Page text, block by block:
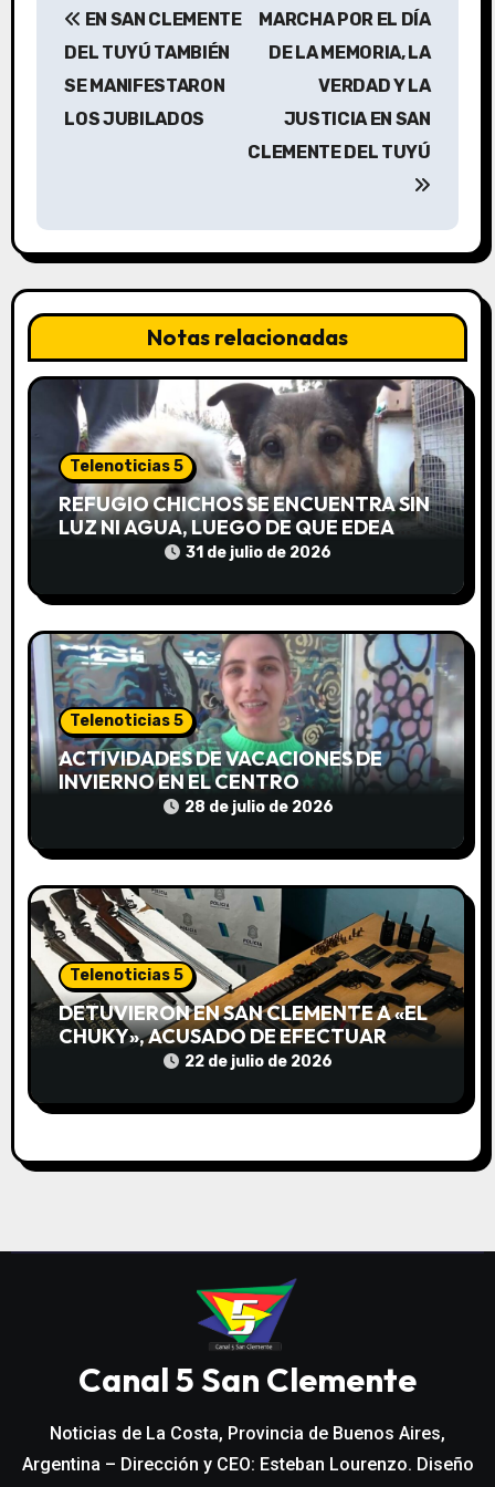
a
c
i
ó
d
e
n
t
r
a
d
s
EN SAN CLEMENTE
DEL TUYÚ TAMBIÉN
SE MANIFESTARON
LOS JUBILADOS
MARCHA POR EL DÍA
DE LA MEMORIA, LA
VERDAD Y LA
JUSTICIA EN SAN
CLEMENTE DEL TUYÚ
Notas relacionadas
Telenoticias 5
REFUGIO CHICHOS SE ENCUENTRA SIN
LUZ NI AGUA, LUEGO DE QUE EDEA
CORTARA EL SUMINISTRO SIN AVISO
31 de julio de 2026
Telenoticias 5
ACTIVIDADES DE VACACIONES DE
INVIERNO EN EL CENTRO
COMUNITARIO EL TALA
28 de julio de 2026
Telenoticias 5
DETUVIERON EN SAN CLEMENTE A «EL
CHUKY», ACUSADO DE EFECTUAR
DISPAROS CONTRA UN MOTOCICLISTA:
AUTO ROBADO
22 de julio de 2026
Canal 5 San Clemente
Noticias de La Costa, Provincia de Buenos Aires,
Argentina – Dirección y CEO: Esteban Lourenzo. Diseño